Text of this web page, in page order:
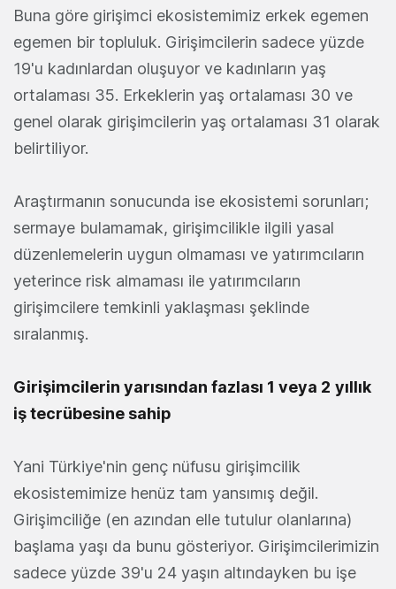
Buna göre girişimci ekosistemimiz erkek egemen
egemen bir topluluk. Girişimcilerin sadece yüzde
19'u kadınlardan oluşuyor ve kadınların yaş
ortalaması 35. Erkeklerin yaş ortalaması 30 ve
genel olarak girişimcilerin yaş ortalaması 31 olarak
belirtiliyor.
Araştırmanın sonucunda ise ekosistemi sorunları;
sermaye bulamamak, girişimcilikle ilgili yasal
düzenlemelerin uygun olmaması ve yatırımcıların
yeterince risk almaması ile yatırımcıların
girişimcilere temkinli yaklaşması şeklinde
sıralanmış.
Girişimcilerin yarısından fazlası 1 veya 2 yıllık
iş tecrübesine sahip
Yani Türkiye'nin genç nüfusu girişimcilik
ekosistemimize henüz tam yansımış değil.
Girişimciliğe (en azından elle tutulur olanlarına)
başlama yaşı da bunu gösteriyor. Girişimcilerimizin
sadece yüzde 39'u 24 yaşın altındayken bu işe